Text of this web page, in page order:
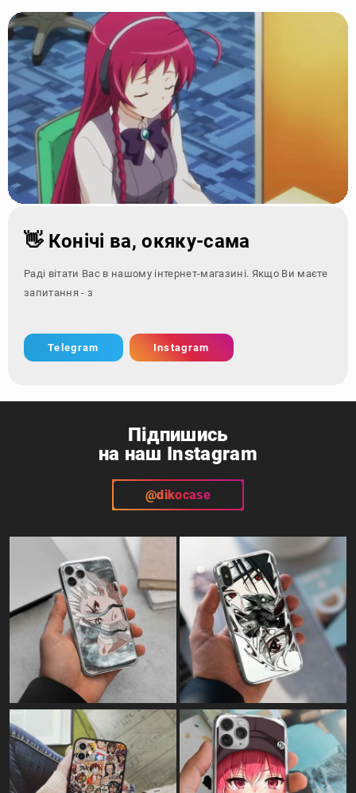
👋 Конічі ва, окяку-сама
Раді вітати Вас в нашому інтернет-магазині. Якщо Ви маєте
запитання - зверніться за к
Telegram Instagram
Підпишись
на наш Instagram
@dikocase